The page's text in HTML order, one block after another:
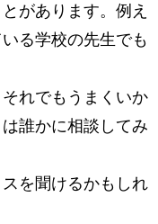
があります。例え
る学校の先生でも
れでもうまくいか
誰かに相談してみ
を聞けるかもしれ